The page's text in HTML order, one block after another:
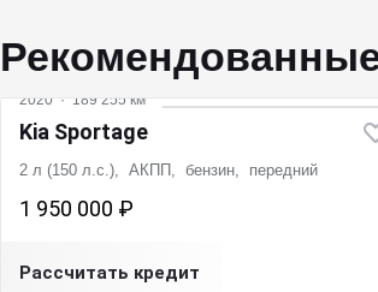
2020 · 189 255 км
Kia Sportage
2 л (150 л.с.), АКПП, бензин, передний
1 950 000 ₽
Рассчитать кредит